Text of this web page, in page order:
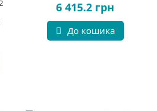
6 415.2 грн
До кошика